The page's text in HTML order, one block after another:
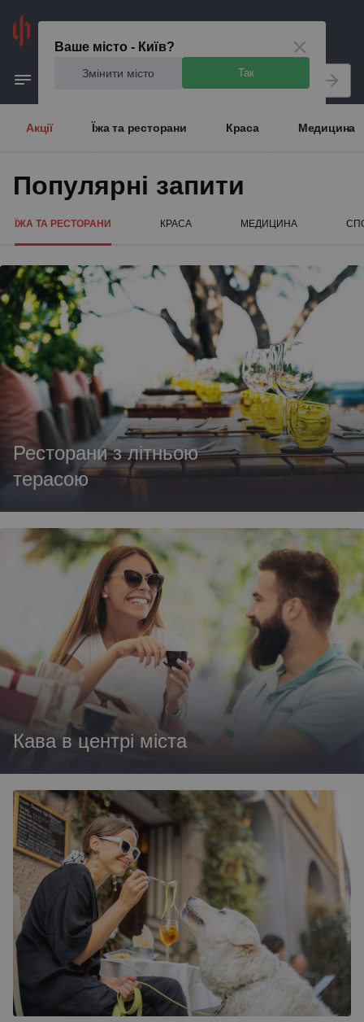
Ваше місто - Київ?
Змінити місто Так
Акції Їжа та ресторани Краса Медицина
Популярні запити
ЇЖА ТА РЕСТОРАНИ КРАСА МЕДИЦИНА
Ресторани з літньою
терасою
Кава в центрі міста